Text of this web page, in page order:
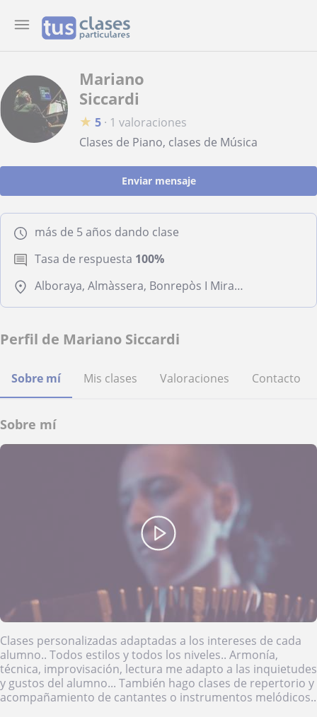
Mariano
Siccardi
★ 5 · 1 valoraciones
Clases de Piano, clases de Música
Enviar mensaje
más de 5 años dando clase
Tasa de respuesta 100%
Alboraya, Almàssera, Bonrepòs I Mirambell, Tavernes Blanques
Perfil de Mariano Siccardi
Sobre mí Mis clases Valoraciones Contacto
Sobre mí
Clases personalizadas adaptadas a los intereses de cada
alumno.. Todos estilos y todos los niveles.. Armonía,
técnica, improvisación, lectura me adapto a las inquietudes
y gustos del alumno... También hago clases de repertorio y
acompañamiento de cantantes o instrumentos melódicos..